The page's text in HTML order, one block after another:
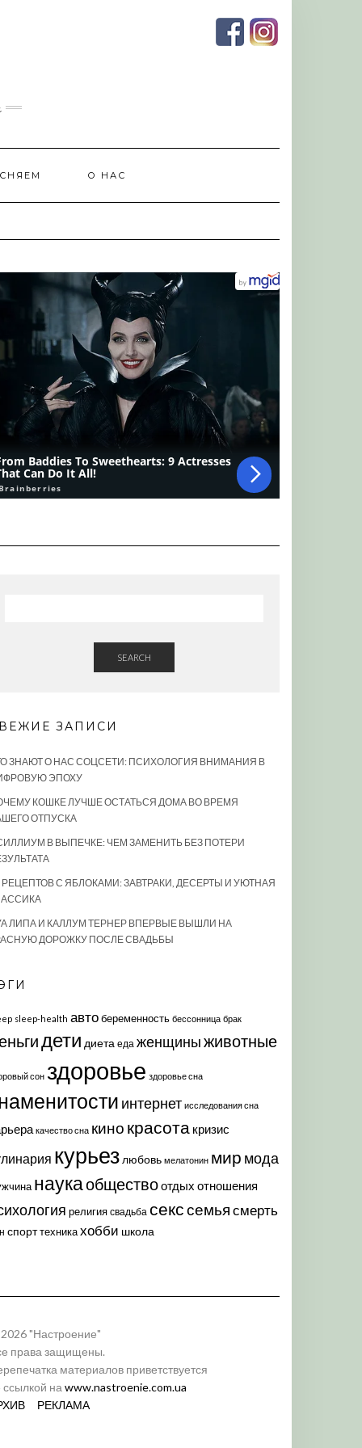
О НАС
SEARCH
ЗАПИСИ
ЗНАЮТ О НАС СОЦСЕТИ: ПСИХОЛОГИЯ ВНИМАНИЯ В
ЭПОХУ
КОШКЕ ЛУЧШЕ ОСТАТЬСЯ ДОМА ВО ВРЕМЯ
ОТПУСКА
В ВЫПЕЧКЕ: ЧЕМ ЗАМЕНИТЬ БЕЗ ПОТЕРИ
РЕЦЕПТОВ С ЯБЛОКАМИ: ЗАВТРАКИ, ДЕСЕРТЫ И УЮТНАЯ
ЛИПА И КАЛЛУМ ТЕРНЕР ВПЕРВЫЕ ВЫШЛИ НА
ДОРОЖКУ ПОСЛЕ СВАДЬБЫ
sleep-health автобеременность бессонница брак
дети диета еда женщиныживотные
сон здоровье здоровье сна
интернет исследования сна
качество сна кино красота кризис
курьез любовь мелатонин мир мода
наукаобществоотдых отношения
религия свадьба секссемья смерть
спорттехникахобби школа
"Настроение"
права защищены.
материалов приветствуется
ссылкой на www.nastroenie.com.ua
РЕКЛАМА